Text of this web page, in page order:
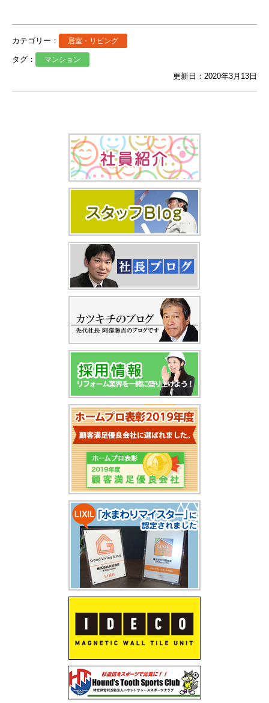
カテゴリー： 居室・リビング
タグ： マンション
更新日：2020年3月13日